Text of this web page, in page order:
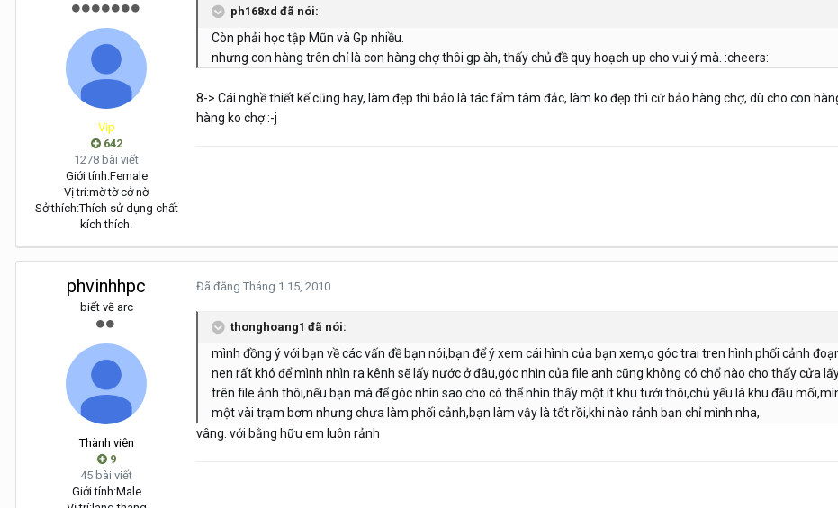
Vip
642
1278 bài viết
Giới tính:Female
Vị trí:mờ tờ cở nờ
Sở thích:Thích sử dụng chất
kích thích.
ph168xd đã nói:
Còn phải học tập Mũn và Gp nhiều.
nhưng con hàng trên chỉ là con hàng chợ thôi gp àh, thấy chủ đề quy hoạch up cho vui ý mà. :cheers:
8-> Cái nghề thiết kế cũng hay, làm đẹp thì bảo là tác fẩm tâm đắc, làm ko đẹp thì cứ bảo hàng chợ, dù cho con
hàng ko chợ :-j
phvinhhpc
biết vẽ arc
Thành viên
9
45 bài viết
Giới tính:Male
Đã đăng Tháng 1 15, 2010
thonghoang1 đã nói:
mình đồng ý với bạn về các vấn đề bạn nói,bạn để ý xem cái hình của bạn xem,o góc trai tren hình phối cảnh
nen rất khó để mình nhìn ra kênh sẽ lấy nước ở đâu,góc nhìn của file anh cũng không có chổ nào cho thấy cửa
trên file ảnh thôi,nếu bạn mà để góc nhìn sao cho có thể nhìn thấy một ít khu tưới thôi,chủ yếu là khu đầu
một vài trạm bơm nhưng chưa làm phối cảnh,bạn làm vậy là tốt rồi,khi nào rảnh bạn chỉ mình nha,
vâng. với bằng hữu em luôn rảnh